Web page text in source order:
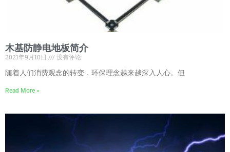
木基防静电地板简介
2021年9月10日
没有评论
随着人们消费观念的转变，环保理念越来越深入人心。但
Read More »